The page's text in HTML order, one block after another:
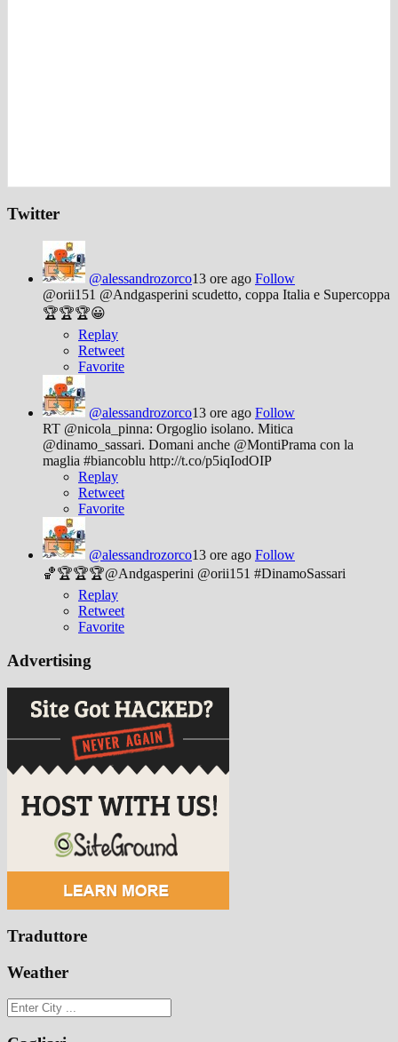
Twitter
@alessandrozorco13 ore ago Follow
@orii151 @Andgasperini scudetto, coppa Italia e Supercoppa
🏆🏆🏆😀
Replay
Retweet
Favorite
@alessandrozorco13 ore ago Follow
RT @nicola_pinna: Orgoglio isolano. Mitica
@dinamo_sassari. Domani anche @MontiPrama con la
maglia #biancoblu http://t.co/p5iqIodOIP
Replay
Retweet
Favorite
@alessandrozorco13 ore ago Follow
🏀🏆🏆🏆@Andgasperini @orii151 #DinamoSassari
Replay
Retweet
Favorite
Advertising
Traduttore
Weather